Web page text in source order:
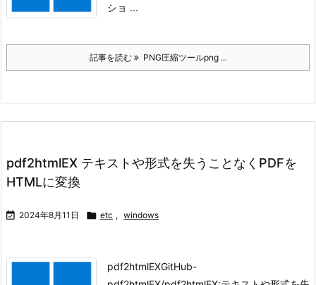
ショ ...
記事を読む PNG圧縮ツールpng ...
pdf2htmlEX テキストや形式を失うことなくPDFを
HTMLに変換
 2024年8月11日  etc , windows
pdf2htmlEXGitHub-